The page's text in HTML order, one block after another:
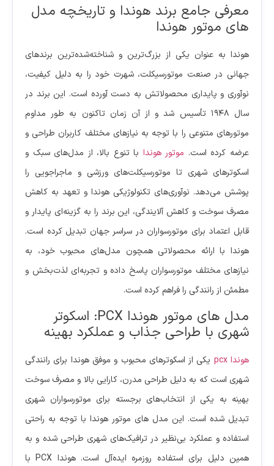
معرفی جامع برند هوندا و تاریخچه مدل
های موتور هوندا
هوندا به عنوان یکی از بزرگ‌ترین و شناخته‌شده‌ترین برندهای
جهانی در صنعت موتورسیکلت، شهرت خود را به دلیل کیفیت،
نوآوری و پایداری محصولاتش به دست آورده است. این برند در
سال ۱۹۴۸ تأسیس شد و از آن زمان تاکنون به طور مداوم
موتورهای متنوعی را با توجه به نیازهای مختلف کاربران طراحی و
عرضه کرده است. موتور هوندا با تنوع بالا، از مدل‌های سبک و
اسکوترهای شهری تا موتورسیکلت‌های ورزشی و ماجراجویی را
پوشش می‌دهد. نوآوری‌های تکنولوژیکی هوندا و تعهد به کاهش
مصرف سوخت و کاهش آلایندگی، این برند را به گزینه‌ای پایدار و
قابل اعتماد برای موتورسواران در سراسر جهان تبدیل کرده است.
هوندا با ارائه محصولاتی همچون مدل‌های محبوب خود، به
نیازهای مختلف موتورسواران پاسخ داده و تجربه‌ای لذت‌بخش و
مطمئن از رانندگی را فراهم کرده است.
مدل های موتور هوندا PCX: اسکوتر
شهری با طراحی جذاب و عملکرد بهینه
هوندا pcx
یکی از اسکوترهای محبوب و موفق هوندا برای رانندگی
شهری است که به دلیل طراحی مدرن، کارایی بالا و مصرف سوخت
بهینه به یکی از انتخاب‌های برجسته برای موتورسواران شهری
تبدیل شده است. این مدل های موتور هوندا با توجه به راحتی
استفاده و عملکرد بی‌نظیر در ترافیک‌های شهری طراحی شده و به
همین دلیل برای استفاده روزمره ایده‌آل است. هوندا PCX با